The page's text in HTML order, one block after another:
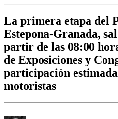
La primera etapa del
Estepona-Granada,
partir de las 08:00
de Exposiciones y
participación
motoristas